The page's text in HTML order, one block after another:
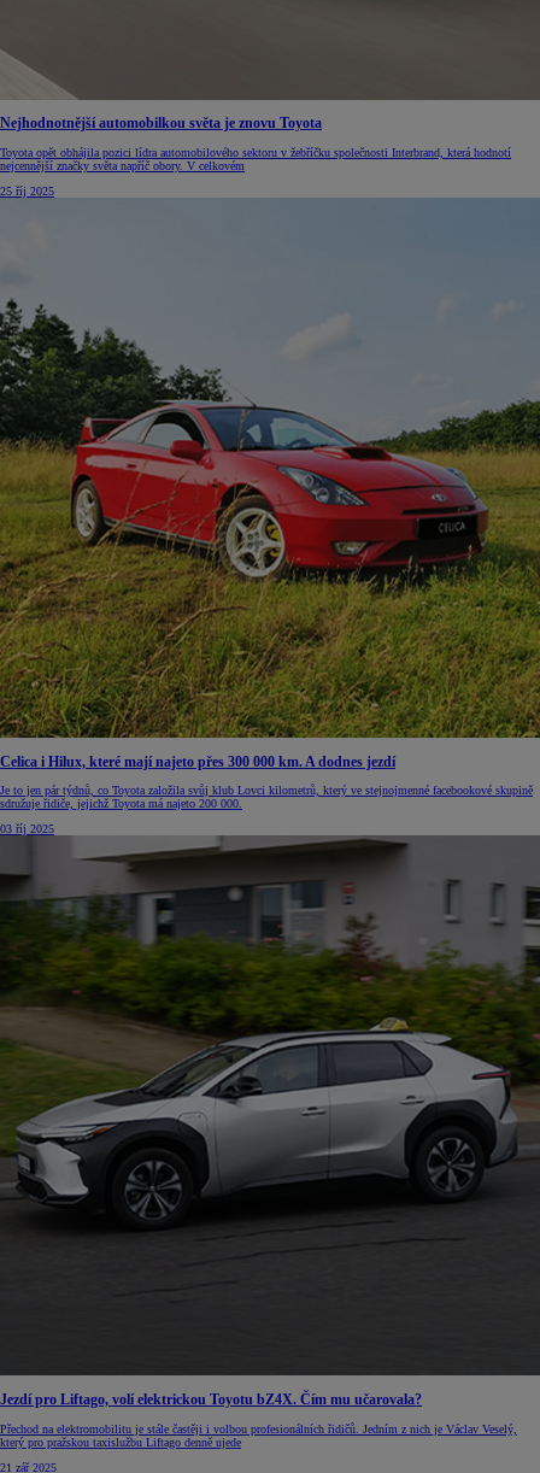
Nejhodnotnější automobilkou světa je znovu Toyota
Toyota opět obhájila pozici lídra automobilového sektoru v žebříčku společnosti Interbrand, která hodnotí
nejcennější značky světa napříč obory. V celkovém
25 říj 2025
Celica i Hilux, které mají najeto přes 300 000 km. A dodnes jezdí
Je to jen pár týdnů, co Toyota založila svůj klub Lovci kilometrů, který ve stejnojmenné facebookové skupině
sdružuje řidiče, jejichž Toyota má najeto 200 000.
03 říj 2025
Jezdí pro Liftago, volí elektrickou Toyotu bZ4X. Čím mu učarovala?
Přechod na elektromobilitu je stále častěji i volbou profesionálních řidičů. Jedním z nich je Václav Veselý,
který pro pražskou taxislužbu Liftago denně ujede
21 zář 2025